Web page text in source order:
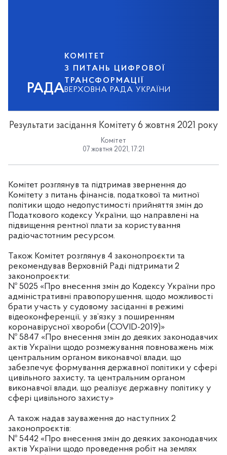
РАДА
КОМІТЕТ
З ПИТАНЬ ЦИФРОВОЇ
ТРАНСФОРМАЦІЇ
ВЕРХОВНА РАДА УКРАЇНИ
Результати засідання Комітету 6 жовтня 2021 року
Комітет
07 жовтня 2021, 17:21
Комітет розглянув та підтримав звернення до
Комітету з питань фінансів, податкової та митної
політики щодо недопустимості прийняття змін до
Податкового кодексу України, що направлені на
підвищення рентної плати за користування
радіочастотним ресурсом.
Також Комітет розглянув 4 законопроєкти та
рекомендував Верховній Раді підтримати 2
законопроєкти:
№ 5025 «Про внесення змін до Кодексу України про
адміністративні правопорушення, щодо можливості
брати участь у судовому засіданні в режимі
відеоконференції, у зв’язку з поширенням
коронавірусної хвороби (COVID-2019)»
№ 5847 «Про внесення змін до деяких законодавчих
актів України щодо розмежування повноважень між
центральним органом виконавчої влади, що
забезпечує формування державної політики у сфері
цивільного захисту, та центральним органом
виконавчої влади, що реалізує державну політику у
сфері цивільного захисту»
А також надав зауваження до наступних 2
законопроєктів:
№ 5442 «Про внесення змін до деяких законодавчих
актів України щодо проведення робіт на землях